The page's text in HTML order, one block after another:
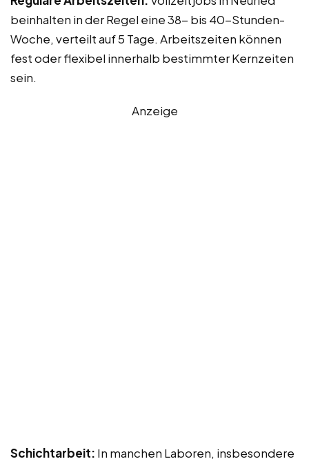
beinhalten in der Regel eine 38- bis 40-Stunden-
Woche, verteilt auf 5 Tage. Arbeitszeiten können
fest oder flexibel innerhalb bestimmter Kernzeiten
sein.
Anzeige
Schichtarbeit: In manchen Laboren, insbesondere